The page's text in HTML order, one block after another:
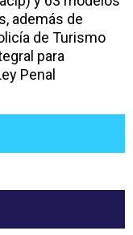
además de
de Turismo
para
Penal